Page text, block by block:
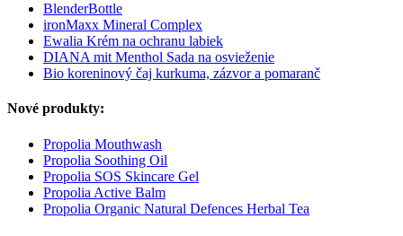
BlenderBottle
ironMaxx Mineral Complex
Ewalia Krém na ochranu labiek
DIANA mit Menthol Sada na osvieženie
Bio koreninový čaj kurkuma, zázvor a pomaranč
Nové produkty:
Propolia Mouthwash
Propolia Soothing Oil
Propolia SOS Skincare Gel
Propolia Active Balm
Propolia Organic Natural Defences Herbal Tea